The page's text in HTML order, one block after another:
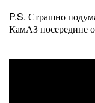
P.S. Страшно
КамАЗ посередине